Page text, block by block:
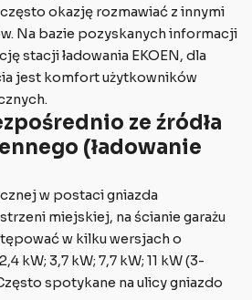
okazję rozmawiać z innymi
Na bazie pozyskanych informacji
stacji ładowania EKOEN, dla
jest komfort użytkowników
ze źródła
(ładowanie
w postaci gniazda
miejskiej, na ścianie garażu
w kilku wersjach o
kW; 3,7 kW; 7,7 kW; 11 kW (3-
spotykane na ulicy gniazdo